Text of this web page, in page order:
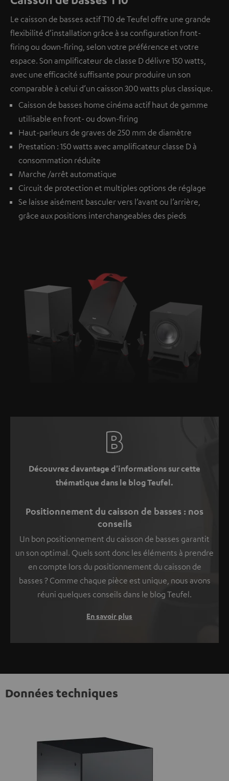
Le caisson de basses actif T10 de Teufel offre une grande
flexibilité d’installation grâce à sa configuration front-
firing ou down-firing, selon votre préférence et votre
espace. Son amplificateur de classe D délivre 150 watts,
avec une efficacité suffisante pour produire un son
comparable à celui d’un caisson 300 watts plus classique.
Caisson de basses home cinéma actif haut de gamme
utilisable en front- ou down-firing
Haut-parleurs de graves de 250 mm de diamètre
Prestation : 150 watts avec amplificateur classe D à
consommation réduite
Marche /arrêt automatique
Circuit de protection et multiples options de réglage
Se laisse aisément basculer vers l’avant ou l’arrière,
grâce aux positions interchangeables des pieds
Découvrez davantage d'informations sur cette
thématique dans le blog Teufel.
Positionnement du caisson de basses : nos
conseils
Un bon positionnement du caisson de basses garantit
un son optimal. Quels sont donc les éléments à prendre
en compte lors du positionnement du caisson de
basses ? Comme chaque pièce est unique, nous avons
réuni quelques conseils dans le blog Teufel.
En savoir plus
Données techniques